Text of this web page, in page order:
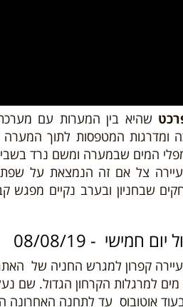
שהיא בין המערות עם
ומדרגות המטפסות לתוך המערה
המים שבמערה ומשם נרד
צל אם זה הנמצאת על שפת
שבחניון ובערב נקיים מפגש
- 08/08/19
קפרון למגרש החניה של
למרגלות הקרחון הגדול. שם
בעוד אוטובוס עד לתחנה